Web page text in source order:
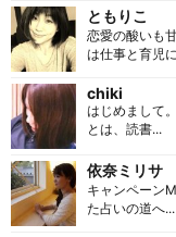
ともりこ
恋愛の酸いも
は仕事と育児
chiki
はじめまして
とは、読書...
依奈ミリサ
キャンペーン
た占いの道へ...